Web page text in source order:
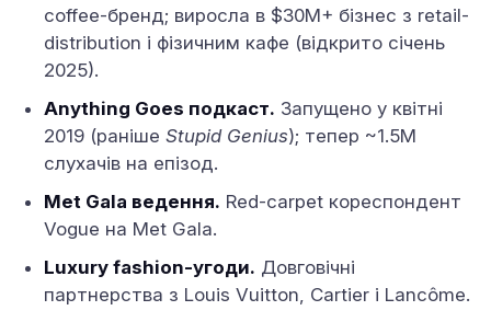
coffee-бренд; виросла в $30M+ бізнес з retail-
distribution і фізичним кафе (відкрито січень
2025).
Anything Goes подкаст. Запущено у квітні
2019 (раніше Stupid Genius); тепер ~1.5M
слухачів на епізод.
Met Gala ведення. Red-carpet кореспондент
Vogue на Met Gala.
Luxury fashion-угоди. Довговічні
партнерства з Louis Vuitton, Cartier і Lancôme.